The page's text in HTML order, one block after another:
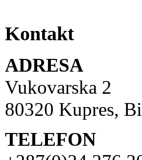
Kontakt
ADRESA
Vukovarska 2
80320 Kupres,
TELEFON